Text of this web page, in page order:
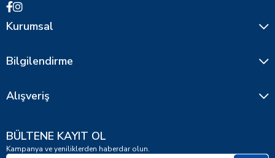
Kurumsal
Bilgilendirme
Alışveriş
BÜLTENE KAYIT OL
Kampanya ve yeniliklerden haberdar olun.